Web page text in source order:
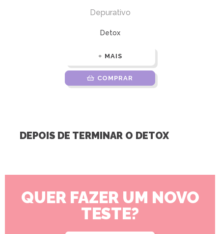
Depurativo
Detox
MAIS
COMPRAR
DEPOIS DE TERMINAR O DETOX
QUER FAZER UM NOVO
TESTE?